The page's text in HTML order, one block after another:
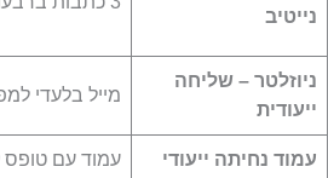
נייטיב
ניוזלטר – שליחה
ייעודית
מייל בלעדי
עמוד נחיתה ייעודי
עמוד עם טופס